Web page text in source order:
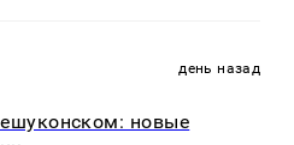
день назад
новые